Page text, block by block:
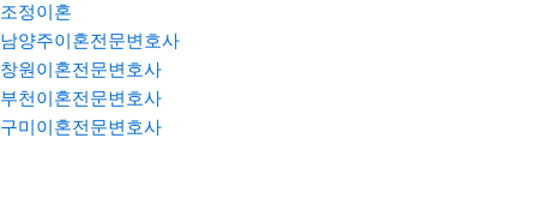
조정이혼
남양주이혼전문변호사
창원이혼전문변호사
부천이혼전문변호사
구미이혼전문변호사